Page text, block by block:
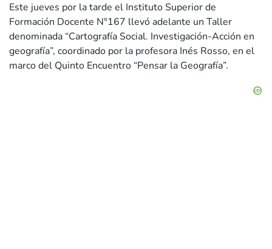
Este jueves por la tarde el Instituto Superior de
Formación Docente N°167 llevó adelante un Taller
denominada “Cartografía Social. Investigación-Acción en
geografía”, coordinado por la profesora Inés Rosso, en el
marco del Quinto Encuentro “Pensar la Geografía”.